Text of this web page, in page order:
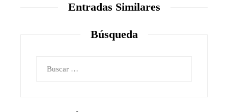
Entradas Similares
Búsqueda